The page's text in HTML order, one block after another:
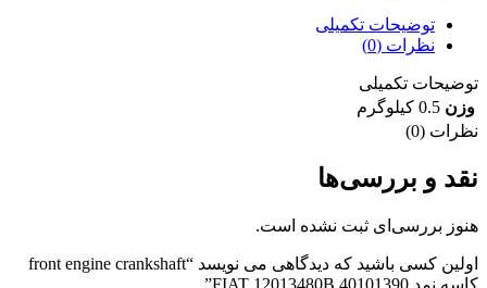
توضیحات تکمیلی
نظرات (0)
توضیحات تکمیلی
وزن 0.5 کیلوگرم
نظرات (0)
نقد و بررسی‌ها
هنوز بررسی‌ای ثبت نشده است.
اولین کسی باشید که دیدگاهی می نویسد “front engine crankshaft
کاسه نمد 40101390 FIAT 12013480B”